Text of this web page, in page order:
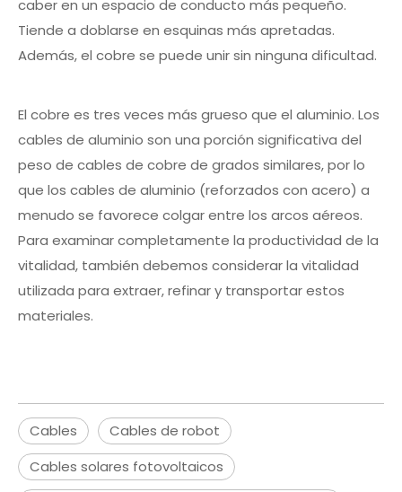
caber en un espacio de conducto más pequeño.
Tiende a doblarse en esquinas más apretadas.
Además, el cobre se puede unir sin ninguna dificultad.
El cobre es tres veces más grueso que el aluminio. Los
cables de aluminio son una porción significativa del
peso de cables de cobre de grados similares, por lo
que los cables de aluminio (reforzados con acero) a
menudo se favorece colgar entre los arcos aéreos.
Para examinar completamente la productividad de la
vitalidad, también debemos considerar la vitalidad
utilizada para extraer, refinar y transportar estos
materiales.
Cables
Cables de robot
Cables solares fotovoltaicos